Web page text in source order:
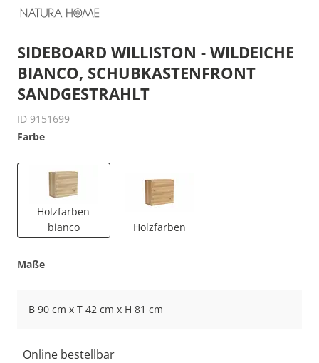
SIDEBOARD WILLISTON - WILDEICHE
BIANCO, SCHUBKASTENFRONT
SANDGESTRAHLT
ID 9151699
Farbe
Holzfarben
bianco
Holzfarben
Maße
B 90 cm x T 42 cm x H 81 cm
Online bestellbar